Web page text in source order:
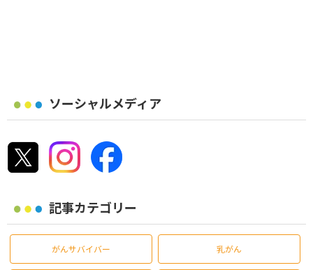
ソーシャルメディア
記事カテゴリー
がんサバイバー 乳がん